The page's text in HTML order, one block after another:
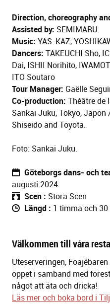
Direction, choreography
Assisted by: SEMIMARU
Music: YAS-KAZ,
Dancers: TAKEUCHI Sho,
Dai, ISHII Norihito,
ITO Soutaro
Tour Manager: Gaëlle
Co-production: Théâtre de
Sankai Juku, Tokyo,
Shiseido and Toyota.
Foto: Sankai Juku.
Göteborgs dans- och
augusti 2024
Scen
Stora Scen
Längd
1 timma och
Välkommen till våra
Uteserveringen,
öppet i samband med
något att äta och dricka!
Läs mer och boka bord i